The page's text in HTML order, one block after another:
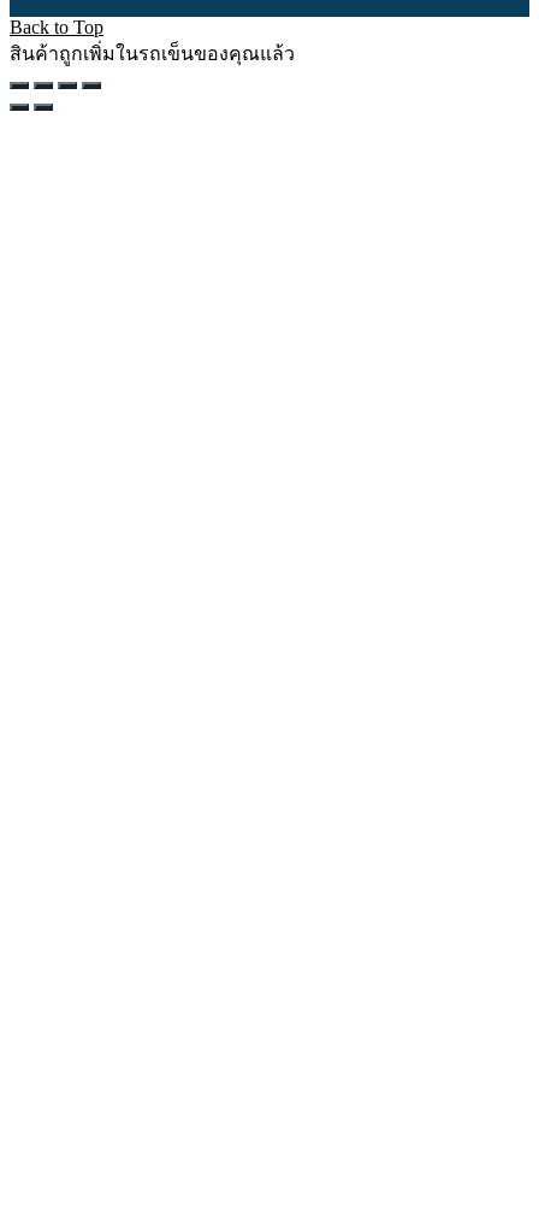
Back to Top
สินค้าถูกเพิ่มในรถเข็นของคุณแล้ว